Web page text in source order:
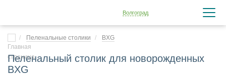
Волгоград
Пеленальные столики BXG
Пеленальный столик для новорожденных
BXG